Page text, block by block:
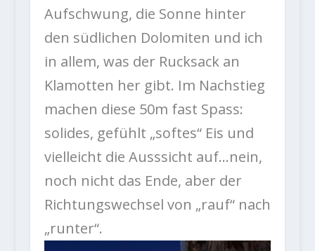
Aufschwung, die Sonne hinter
den südlichen Dolomiten und ich
in allem, was der Rucksack an
Klamotten her gibt. Im Nachstieg
machen diese 50m fast Spass:
solides, gefühlt „softes“ Eis und
vielleicht die Ausssicht auf…nein,
noch nicht das Ende, aber der
Richtungswechsel von „rauf“ nach
„runter“.